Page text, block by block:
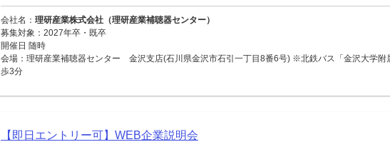
会社名： 理研産業株式会社（理研産業補聴器センター）
募集対象：2027年卒・既卒
開催日 随時
会場：理研産業補聴器センター 金沢支店(石川県金沢市石引一丁目8番6号) ※北鉄バス「金沢大学附
歩3分
【即日エントリー可】WEB企業説明会